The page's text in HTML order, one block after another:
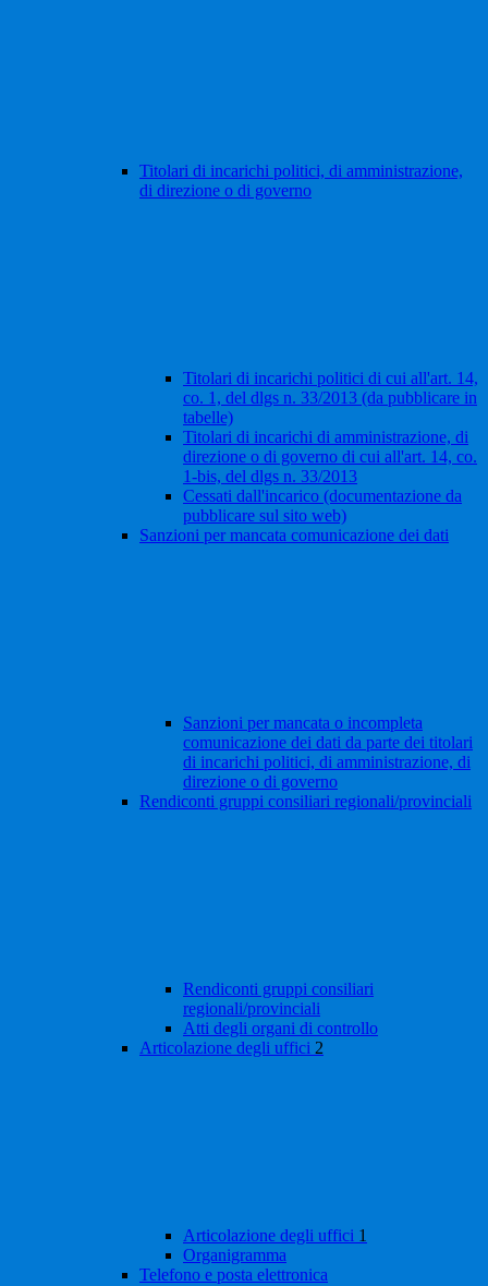
Titolari di incarichi politici, di amministrazione,
di direzione o di governo
Titolari di incarichi politici di cui all'art. 14,
co. 1, del dlgs n. 33/2013 (da pubblicare in
tabelle)
Titolari di incarichi di amministrazione, di
direzione o di governo di cui all'art. 14, co.
1-bis, del dlgs n. 33/2013
Cessati dall'incarico (documentazione da
pubblicare sul sito web)
Sanzioni per mancata comunicazione dei dati
Sanzioni per mancata o incompleta
comunicazione dei dati da parte dei titolari
di incarichi politici, di amministrazione, di
direzione o di governo
Rendiconti gruppi consiliari regionali/provinciali
Rendiconti gruppi consiliari
regionali/provinciali
Atti degli organi di controllo
Articolazione degli uffici 2
Articolazione degli uffici 1
Organigramma
Telefono e posta elettronica